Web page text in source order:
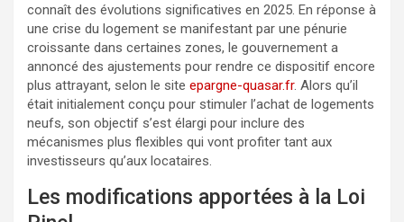
connaît des évolutions significatives en 2025. En réponse à
une crise du logement se manifestant par une pénurie
croissante dans certaines zones, le gouvernement a
annoncé des ajustements pour rendre ce dispositif encore
plus attrayant, selon le site epargne-quasar.fr. Alors qu’il
était initialement conçu pour stimuler l’achat de logements
neufs, son objectif s’est élargi pour inclure des
mécanismes plus flexibles qui vont profiter tant aux
investisseurs qu’aux locataires.
Les modifications apportées à la Loi